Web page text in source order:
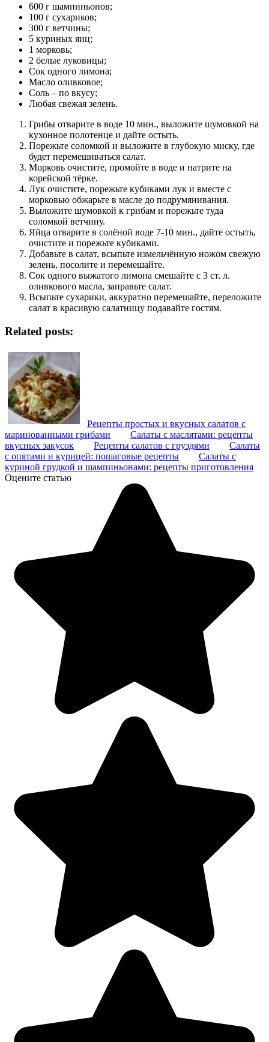
600 г шампиньонов;
100 г сухариков;
300 г ветчины;
5 куриных яиц;
1 морковь;
2 белые луковицы;
Сок одного лимона;
Масло оливковое;
Соль – по вкусу;
Любая свежая зелень.
Грибы отварите в воде 10 мин., выложите шумовкой на
кухонное полотенце и дайте остыть.
Порежьте соломкой и выложите в глубокую миску, где
будет перемешиваться салат.
Морковь очистите, промойте в воде и натрите на
корейской тёрке.
Лук очистите, порежьте кубиками лук и вместе с
морковью обжарьте в масле до подрумянивания.
Выложите шумовкой к грибам и порежьте туда
соломкой ветчину.
Яйца отварите в солёной воде 7-10 мин., дайте остыть,
очистите и порежьте кубиками.
Добавьте в салат, всыпьте измельчённую ножом свежую
зелень, посолите и перемешайте.
Сок одного выжатого лимона смешайте с 3 ст. л.
оливкового масла, заправьте салат.
Всыпьте сухарики, аккуратно перемешайте, переложите
салат в красивую салатницу подавайте гостям.
Related posts:
Рецепты простых и вкусных салатов с
маринованными грибами
Салаты с маслятами: рецепты
вкусных закусок
Рецепты салатов с груздями
Салаты
с опятами и курицей: пошаговые рецепты
Салаты с
куриной грудкой и шампиньонами: рецепты приготовления
Оцените статью